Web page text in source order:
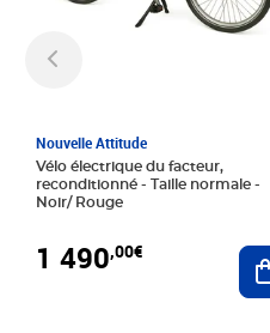
Nouvelle Attitude
Vélo électrique du facteur,
reconditionné - Taille normale -
Noir/ Rouge
1 490,00€